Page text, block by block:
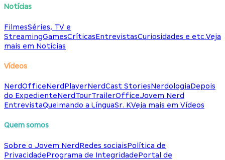
Notícias
FilmesSéries, TV e
StreamingGamesCríticasEntrevistasCuriosidades e etc.Veja
mais em Notícias
Vídeos
NerdOfficeNerdPlayerNerdCast StoriesNerdologiaDepois
do ExpedienteNerdTourTrailerOfficeJovem Nerd
EntrevistaQueimando a LínguaSr. KVeja mais em Vídeos
Quem somos
Sobre o Jovem NerdRedes sociaisPolítica de
PrivacidadePrograma de IntegridadePortal de